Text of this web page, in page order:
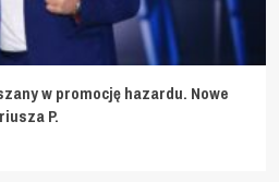
w promocję hazardu. Nowe
P.